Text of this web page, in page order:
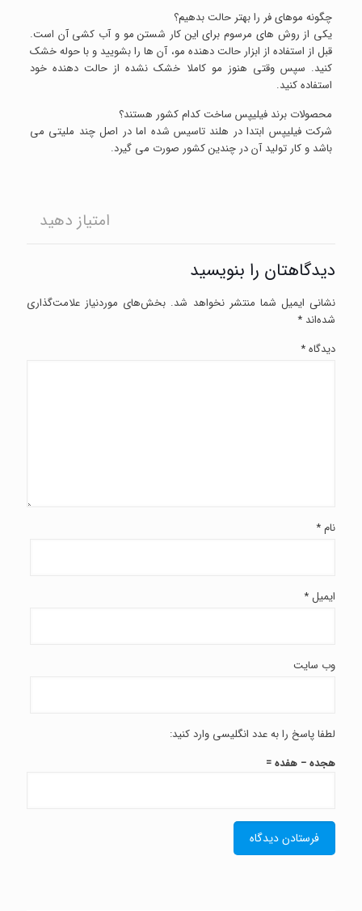
چگونه موهای فر را بهتر حالت بدهیم؟
یکی از روش های مرسوم برای این کار شستن مو و آب کشی آن است.
قبل از استفاده از ابزار حالت دهنده مو، آن ها را بشویید و با حوله خشک
کنید. سپس وقتی هنوز مو کاملا خشک نشده از حالت دهنده خود
استفاده کنید.
محصولات برند فیلیپس ساخت کدام کشور هستند؟
شرکت فیلیپس ابتدا در هلند تاسیس شده اما در اصل چند ملیتی می
باشد و کار تولید آن در چندین کشور صورت می گیرد.
امتیاز دهید
دیدگاهتان را بنویسید
نشانی ایمیل شما منتشر نخواهد شد. بخش‌های موردنیاز علامت‌گذاری
شده‌اند *
دیدگاه*
نام*
ایمیل *
وب‌ سایت
لطفا پاسخ را به عدد انگلیسی وارد کنید:
هجده − هفده =